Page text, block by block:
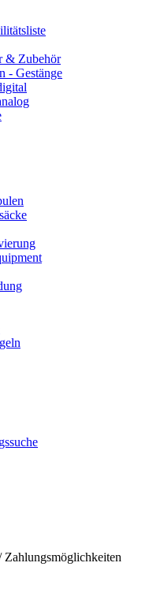
& Zubehör
- Gestänge